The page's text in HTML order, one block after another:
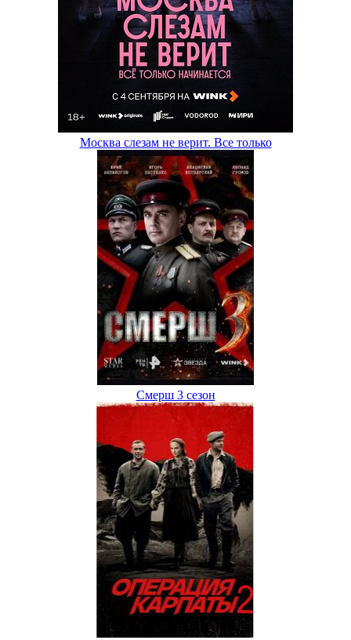
Москва слезам не верит. Все только
Смерш 3 сезон